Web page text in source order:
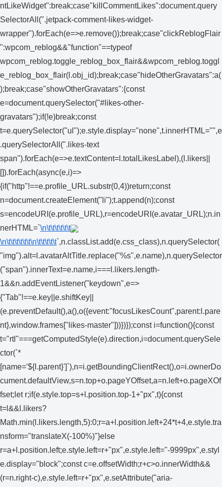
ntLikeWidget":break;case"killCommentLikes":document.query
SelectorAll(".jetpack-comment-likes-widget-
wrapper").forEach(e=>e.remove());break;case"clickReblogFlair
":wpcom_reblog&&"function"==typeof
wpcom_reblog.toggle_reblog_box_flair&&wpcom_reblog.toggl
e_reblog_box_flair(l.obj_id);break;case"hideOtherGravatars":a(
);break;case"showOtherGravatars":{const
e=document.querySelector("#likes-other-
gravatars");if(!e)break;const
t=e.querySelector("ul");e.style.display="none",t.innerHTML="",e
.querySelectorAll(".likes-text
span").forEach(e=>e.textContent=l.totalLikesLabel),(l.likers||
[]).forEach(async(e,i)=>
{if("http"!==e.profile_URL.substr(0,4))return;const
n=document.createElement("li");t.append(n);const
s=encodeURI(e.profile_URL),r=encodeURI(e.avatar_URL);n.in
nerHTML=`\n\t\t\t\t\t\t
\n\t\t\t\t\t\t\n\t\t\t\t\t`,n.classList.add(e.css_class),n.querySelector(
"img").alt=l.avatarAltTitle.replace("%s",e.name),n.querySelector
("span").innerText=e.name,i===l.likers.length-
1&&n.addEventListener("keydown",e=>
{"Tab"!==e.key||e.shiftKey||
(e.preventDefault(),a(),o({event:"focusLikesCount",parent:l.pare
nt},window.frames["likes-master"]))})});const i=function(){const
t="rtl"===getComputedStyle(e).direction,i=document.querySele
ctor(`*
[name='${l.parent}']`),n=i.getBoundingClientRect(),o=i.ownerDo
cument.defaultView,s=n.top+o.pageYOffset,a=n.left+o.pageXOf
fset;let r;if(e.style.top=s+l.position.top-1+"px",t){const
t=l&&l.likers?
Math.min(l.likers.length,5):0;r=a+l.position.left+24*t+4,e.style.tra
nsform="translateX(-100%)"}else
r=a+l.position.left;e.style.left=r+"px",e.style.left="-9999px",e.styl
e.display="block";const c=e.offsetWidth;r+c>o.innerWidth&&
(r=n.right-c),e.style.left=r+"px",e.setAttribute("aria-